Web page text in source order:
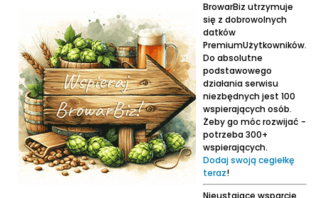
BrowarBiz utrzymuje
się z dobrowolnych
datków
PremiumUżytkowników.
Do absolutne
podstawowego
działania serwisu
niezbędnych jest 100
wspierających osób.
Żeby go móc rozwijać -
potrzeba 300+
wspierających.
Dodaj swoją cegiełkę
teraz!
Nieustające wsparcie